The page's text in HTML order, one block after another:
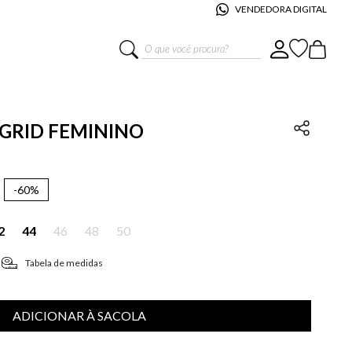
VENDEDORA DIGITAL
O que você procura?
FEMININO
-60%
44 46 48 50
Tabela de medidas
ADICIONAR À SACOLA